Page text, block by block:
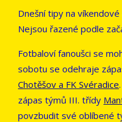
Dnešní tipy na
Nejsou řazené podle
Fotbaloví fanoušci se
sobotu se odehraje
Chotěšov a FK Svéradice
zápas týmů III. třídy
povzbudit své oblíbené